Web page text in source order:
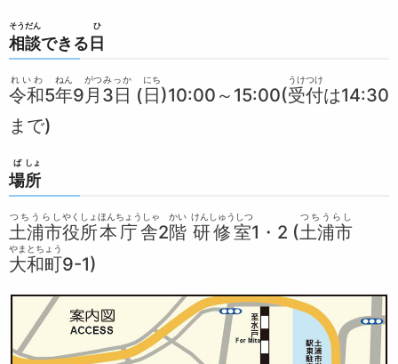
相談
そうだん
できる日
ひ
令和
れいわ
5年
ねん
9月
がつ
3日
みっか
(日
にち
)10:00～15:00(受付
うけつけ
は14:30
まで)
場
ば
所
しょ
土浦市
つちうらし
役所
やくしょ
本庁舎
ほんちょうしゃ
2階
かい
研修室
けんしゅうしつ
1・2 (土浦市
つちうらし
大和町
やまとちょう
9-1)